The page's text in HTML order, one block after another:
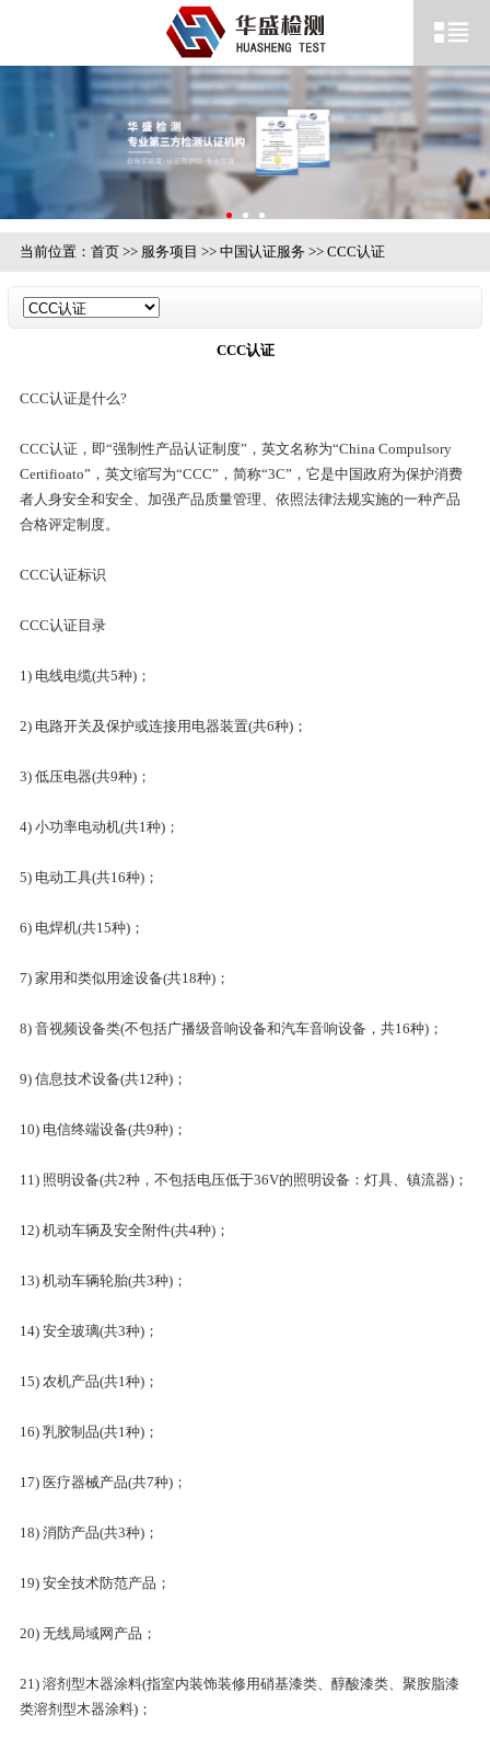
当前位置： 首页>> 服务项目 >> 中国认证服务 >> CCC认证
CCC认证
CCC认证是什么?
CCC认证，即“强制性产品认证制度”，英文名称为“China Compulsory
Certifioato”，英文缩写为“CCC”，简称“3C”，它是中国政府为保护消费
者人身安全和安全、加强产品质量管理、依照法律法规实施的一种产品
合格评定制度。
CCC认证标识
CCC认证目录
1) 电线电缆(共5种)；
2) 电路开关及保护或连接用电器装置(共6种)；
3) 低压电器(共9种)；
4) 小功率电动机(共1种)；
5) 电动工具(共16种)；
6) 电焊机(共15种)；
7) 家用和类似用途设备(共18种)；
8) 音视频设备类(不包括广播级音响设备和汽车音响设备，共16种)；
9) 信息技术设备(共12种)；
10) 电信终端设备(共9种)；
11) 照明设备(共2种，不包括电压低于36V的照明设备：灯具、镇流器)；
12) 机动车辆及安全附件(共4种)；
13) 机动车辆轮胎(共3种)；
14) 安全玻璃(共3种)；
15) 农机产品(共1种)；
16) 乳胶制品(共1种)；
17) 医疗器械产品(共7种)；
18) 消防产品(共3种)；
19) 安全技术防范产品；
20) 无线局域网产品；
21) 溶剂型木器涂料(指室内装饰装修用硝基漆类、醇酸漆类、聚胺脂漆
类溶剂型木器涂料)；